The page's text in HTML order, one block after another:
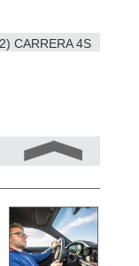
CARRERA 4S